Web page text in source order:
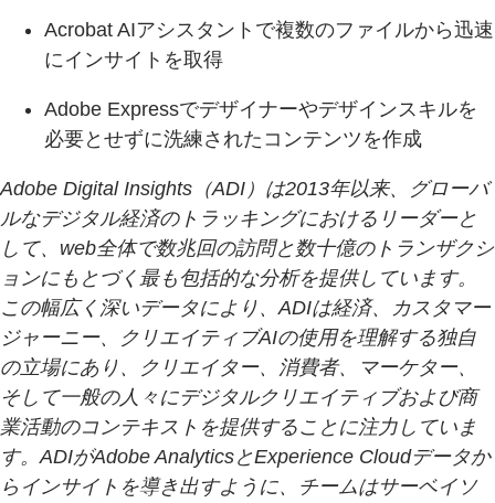
Acrobat AIアシスタントで複数のファイルから迅速
にインサイトを取得
Adobe Expressでデザイナーやデザインスキルを
必要とせずに洗練されたコンテンツを作成
Adobe Digital Insights（ADI）は2013年以来、グローバ
ルなデジタル経済のトラッキングにおけるリーダーと
して、web全体で数兆回の訪問と数十億のトランザクシ
ョンにもとづく最も包括的な分析を提供しています。
この幅広く深いデータにより、ADIは経済、カスタマー
ジャーニー、クリエイティブAIの使用を理解する独自
の立場にあり、クリエイター、消費者、マーケター、
そして一般の人々にデジタルクリエイティブおよび商
業活動のコンテキストを提供することに注力していま
す。ADIがAdobe AnalyticsとExperience Cloudデータか
らインサイトを導き出すように、チームはサーベイソ